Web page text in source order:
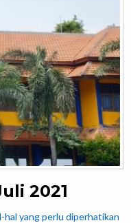
2021
hal yang perlu diperhatikan